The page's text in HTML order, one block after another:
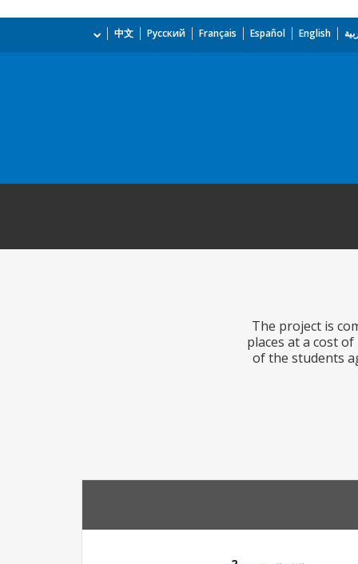
English
Español
Français
Русский
中文
The project is
places at a cost
of the students